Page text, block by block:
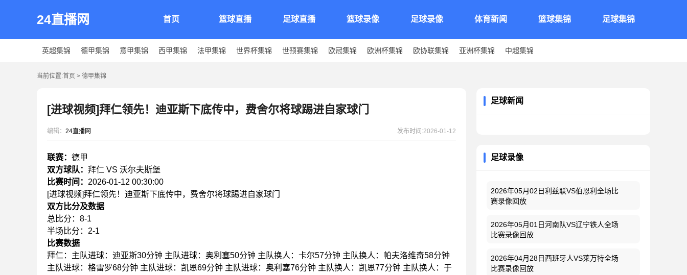
24直播网 首页 篮球直播 足球直播 篮球录像 足球录像 体育新闻 篮球集锦 足球集锦
英超集锦 德甲集锦 意甲集锦 西甲集锦 法甲集锦 世界杯集锦 世预赛集锦 欧冠集锦 欧洲杯集锦 欧协联集锦 亚洲杯集锦 中超集锦
当前位置:首页 > 德甲集锦
[进球视频]拜仁领先！迪亚斯下底传中，费舍尔将球踢进自家球门
编辑： 24直播网 发布时间:2026-01-12
联赛： 德甲
双方球队： 拜仁 VS 沃尔夫斯堡
比赛时间： 2026-01-12 00:30:00
[进球视频]拜仁领先！迪亚斯下底传中，费舍尔将球踢进自家球门
双方比分及数据
总比分：8-1
半场比分：2-1
比赛数据
拜仁：主队进球：迪亚斯30分钟 主队进球：奥利塞50分钟 主队换人：卡尔57分钟 主队换人：帕夫洛维奇58分钟
主队进球：格雷罗68分钟 主队进球：凯恩69分钟 主队进球：奥利塞76分钟 主队换人：凯恩77分钟 主队换人：于
足球新闻
足球录像
2026年05月02日利兹联VS伯恩利全场比
赛录像回放
2026年05月01日河南队VS辽宁铁人全场
比赛录像回放
2026年04月28日西班牙人VS莱万特全场
比赛录像回放